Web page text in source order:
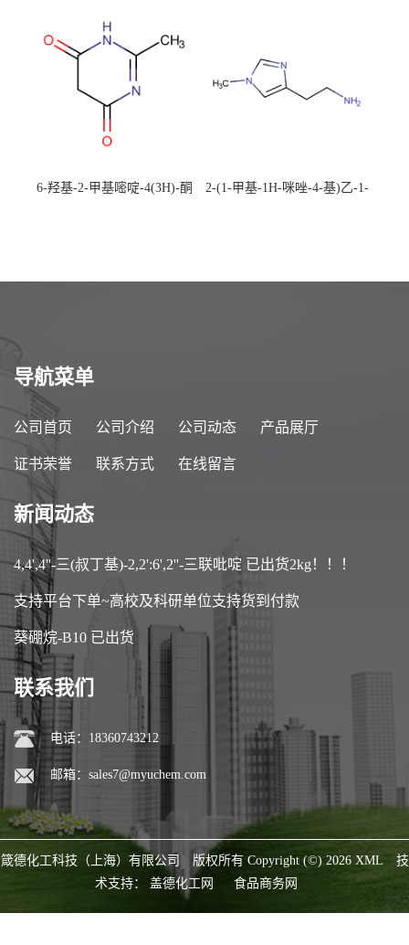
校可先用后付
6-羟基-2-甲基嘧啶-4(3H)-酮
2-(1-甲基-1H-咪唑-4-基)乙-1-
导航菜单
公司首页 公司介绍 公司动态 产品展厅
证书荣誉 联系方式 在线留言
新闻动态
4,4',4''-三(叔丁基)-2,2':6',2''-三联吡啶 已出货2kg！！！
支持平台下单~高校及科研单位支持货到付款
葵硼烷-B10 已出货
联系我们
电话：18360743212
邮箱： sales7@myuchem.com
箴德化工科技（上海）有限公司 版权所有 Copyright (©) 2026 XML
技
术支持： 盖德化工网 食品商务网